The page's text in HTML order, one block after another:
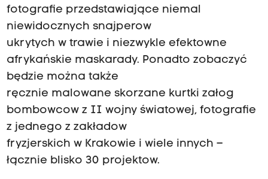
fotografie przedstawiające niemal
niewidocznych snajperow
ukrytych w trawie i niezwykle efektowne
afrykańskie maskarady. Ponadto zobaczyć
będzie można także
ręcznie malowane skorzane kurtki załog
bombowcow z II wojny światowej, fotografie
z jednego z zakładow
fryzjerskich w Krakowie i wiele innych –
łącznie blisko 30 projektow.